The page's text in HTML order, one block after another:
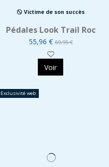
Victime de son succès
Pédales Look Trail Roc
55,96 €69,95 €
Voir
Exclusivité web